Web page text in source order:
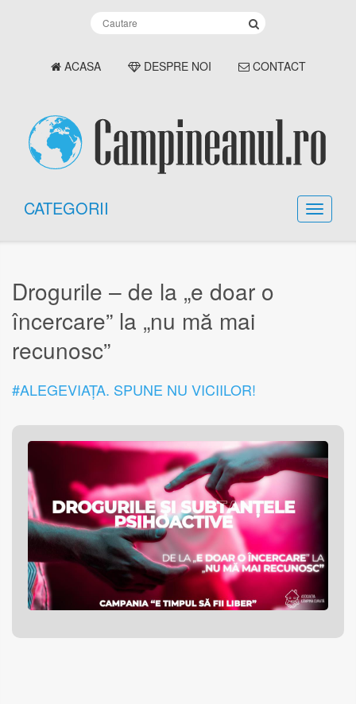
ACASA DESPRE NOI CONTACT
CATEGORII
Drogurile – de la „e doar o
încercare” la „nu mă mai
recunosc”
#ALEGEVIAȚA. SPUNE NU VICIILOR!